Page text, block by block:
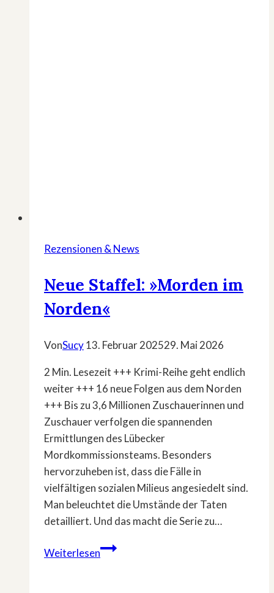
Rezensionen & News
Neue Staffel: »Morden im
Norden«
VonSucy13. Februar 202529. Mai 2026
2 Min. Lesezeit +++ Krimi-Reihe geht endlich
weiter +++ 16 neue Folgen aus dem Norden
+++ Bis zu 3,6 Millionen Zuschauerinnen und
Zuschauer verfolgen die spannenden
Ermittlungen des Lübecker
Mordkommissionsteams. Besonders
hervorzuheben ist, dass die Fälle in
vielfältigen sozialen Milieus angesiedelt sind.
Man beleuchtet die Umstände der Taten
detailliert. Und das macht die Serie zu…
WeiterlesenNeue